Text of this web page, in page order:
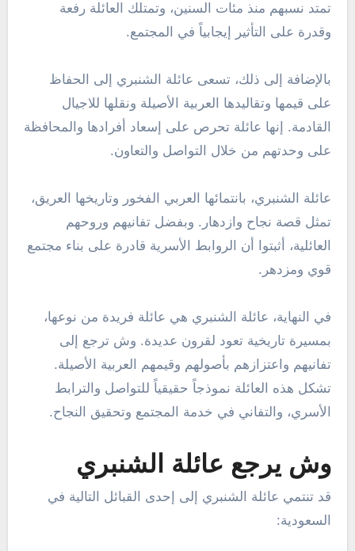
تمتد نسبهم منذ مئات السنين، وتمتلك العائلة رفعة
وقدرة على التأثير إيجابياً في المجتمع.
بالإضافة إلى ذلك، تسعى عائلة الشنبري إلى الحفاظ
على قيمها وتقاليدها العربية الأصيلة ونقلها للاجيال
القادمة. إنها عائلة تحرص على إسعاد أفرادها والمحافظة
على وحدتهم من خلال التواصل والتعاون.
عائلة الشنبري، بانتمائها العربي الفخور وتاريخها العريق،
تمثل قصة نجاح وازدهار. وبفضل تفانيهم وروحهم
العائلية، أثبتوا أن الروابط الأسرية قادرة على بناء مجتمع
قوي ومزدهر.
في النهاية، عائلة الشنبري هي عائلة فريدة من نوعها،
بمسيرة تاريخية تعود لقرون عديدة. وش ترجع إلى
تفانيهم واعتزازهم بأصولهم وقيمهم العربية الأصيلة.
تشكل هذه العائلة نموذجاً حقيقياً للتواصل والترابط
الأسري، والتفاني في خدمة المجتمع وتحقيق النجاح.
وش يرجع عائلة الشنبري
قد تنتمي عائلة الشنبري إلى إحدى القبائل التالية في
السعودية: